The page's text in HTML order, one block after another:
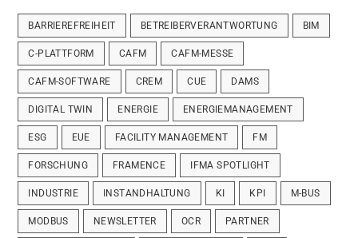
BARRIEREFREIHEIT BETREIBERVERANTWORTUNG BIM
C-PLATTFORM CAFM CAFM-MESSE
CAFM-SOFTWARE CREM CUE DAMS
DIGITAL TWIN ENERGIE ENERGIEMANAGEMENT
ESG EUE FACILITY MANAGEMENT FM
FORSCHUNG FRAMENCE IFMA SPOTLIGHT
INDUSTRIE INSTANDHALTUNG KI KPI M-BUS
MODBUS NEWSLETTER OCR PARTNER